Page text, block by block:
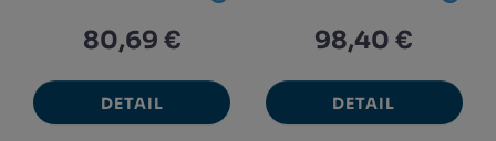
80,69 €
DETAIL
98,40 €
DETAIL